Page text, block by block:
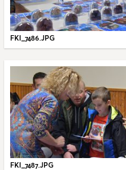
FKI_7486.JPG
FKI_7487.JPG